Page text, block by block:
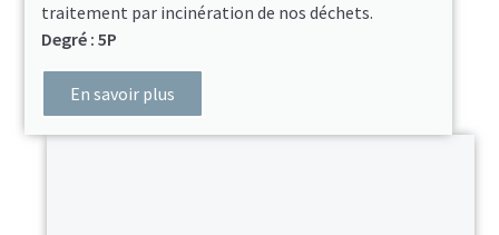
traitement par incinération de nos déchets.
Degré : 5P
En savoir plus